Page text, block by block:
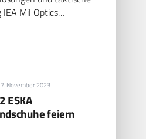
IEA Mil Optics…
November 2023
ESKA
feiern